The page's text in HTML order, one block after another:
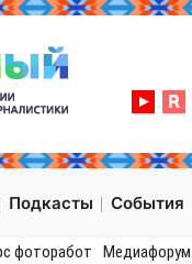
Подкасты События
фоторабот Медиафорум